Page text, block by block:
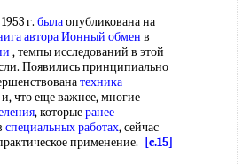
г. былаопубликована на
автораИонный обмен в
, темпы исследований в этой
Появились принципиально
техника
и, что еще важнее, многие
, которыеранее
специальных работах, сейчас
применение.
[c.15]